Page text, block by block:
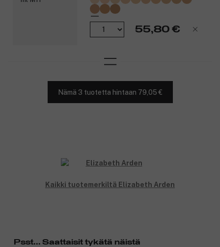
55,80 €
Nämä 3 tuotetta hintaan 79,05 €
Kaikki tuotemerkiltä Elizabeth Arden
Psst... Saattaisit tykätä näistä